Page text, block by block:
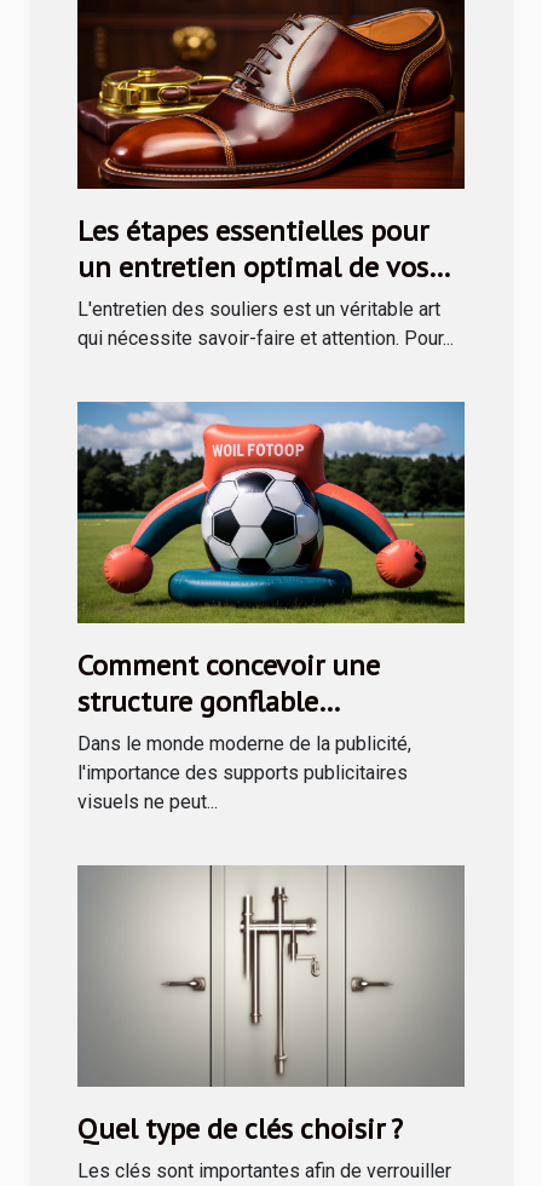
Les étapes essentielles pour
un entretien optimal de vos
souliers avec un kit de cirage
L'entretien des souliers est un véritable art
qui nécessite savoir-faire et attention. Pour...
Comment concevoir une
structure gonflable
publicitaire efficace
Dans le monde moderne de la publicité,
l'importance des supports publicitaires
visuels ne peut...
Quel type de clés choisir ?
Les clés sont importantes afin de verrouiller